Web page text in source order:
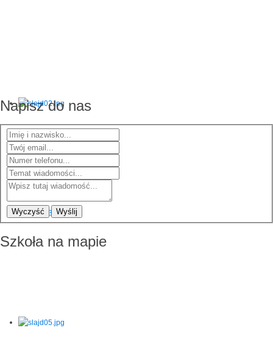
Napisz do nas
Wyczyść Wyślij
Szkoła na mapie